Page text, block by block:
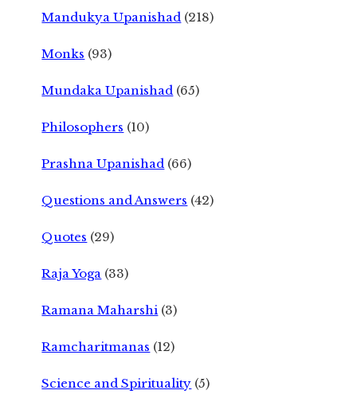
Mandukya Upanishad (218)
Monks (93)
Mundaka Upanishad (65)
Philosophers (10)
Prashna Upanishad (66)
Questions and Answers (42)
Quotes (29)
Raja Yoga (33)
Ramana Maharshi (3)
Ramcharitmanas (12)
Science and Spirituality (5)